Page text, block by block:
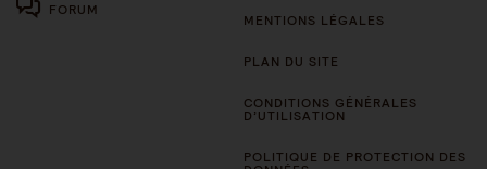
FORUM
MENTIONS LÉGALES
PLAN DU SITE
CONDITIONS GÉNÉRALES
D’UTILISATION
POLITIQUE DE PROTECTION DES